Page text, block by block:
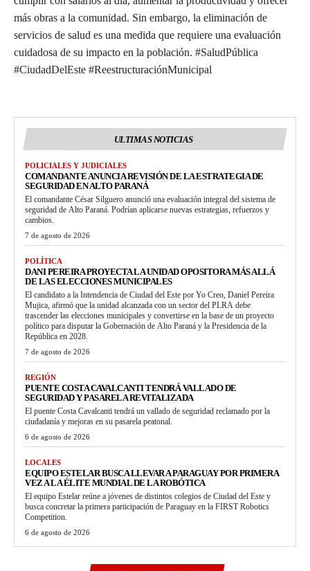
más obras a la comunidad. Sin embargo, la eliminación de
servicios de salud es una medida que requiere una evaluación
cuidadosa de su impacto en la población. #SaludPública
#CiudadDelEste #ReestructuraciónMunicipal
ULTIMAS NOTICIAS
POLICIALES Y JUDICIALES
COMANDANTE ANUNCIA REVISIÓN DE LA ESTRATEGIA DE
SEGURIDAD EN ALTO PARANÁ
El comandante César Silguero anunció una evaluación integral del sistema de
seguridad de Alto Paraná. Podrían aplicarse nuevas estrategias, refuerzos y
cambios.
7 de agosto de 2026
POLÍTICA
DANI PEREIRA PROYECTA LA UNIDAD OPOSITORA MÁS ALLÁ
DE LAS ELECCIONES MUNICIPALES
El candidato a la Intendencia de Ciudad del Este por Yo Creo, Daniel Pereira
Mujica, afirmó que la unidad alcanzada con un sector del PLRA debe
trascender las elecciones municipales y convertirse en la base de un proyecto
político para disputar la Gobernación de Alto Paraná y la Presidencia de la
República en 2028.
7 de agosto de 2026
REGIÓN
PUENTE COSTA CAVALCANTI TENDRÁ VALLADO DE
SEGURIDAD Y PASARELA REVITALIZADA
El puente Costa Cavalcanti tendrá un vallado de seguridad reclamado por la
ciudadanía y mejoras en su pasarela peatonal.
6 de agosto de 2026
LOCALES
EQUIPO ESTELAR BUSCA LLEVAR A PARAGUAY POR PRIMERA
VEZ A LA ÉLITE MUNDIAL DE LA ROBÓTICA
El equipo Estelar reúne a jóvenes de distintos colegios de Ciudad del Este y
busca concretar la primera participación de Paraguay en la FIRST Robotics
Competition.
6 de agosto de 2026